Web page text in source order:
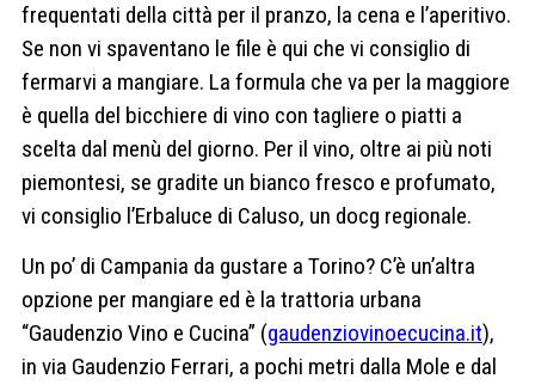
frequentati della città per il pranzo, la cena e l’aperitivo.
Se non vi spaventano le file è qui che vi consiglio di
fermarvi a mangiare. La formula che va per la maggiore
è quella del bicchiere di vino con tagliere o piatti a
scelta dal menù del giorno. Per il vino, oltre ai più noti
piemontesi, se gradite un bianco fresco e profumato,
vi consiglio l’Erbaluce di Caluso, un docg regionale.
Un po’ di Campania da gustare a Torino? C’è un’altra
opzione per mangiare ed è la trattoria urbana
“Gaudenzio Vino e Cucina” (gaudenziovinoecucina.it),
in via Gaudenzio Ferrari, a pochi metri dalla Mole e dal